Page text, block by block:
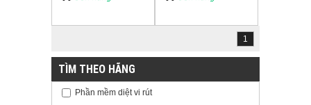
1
TÌM THEO HÃNG
Phần mềm diệt vi rút